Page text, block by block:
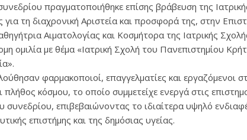
πραγματοποιήθηκε επίσης βράβευση της
τη διαχρονική Αριστεία και προσφορά της, στην
Αιματολογίας και Κοσμήτορα της Ιατρικής
ομιλία με θέμα «Ιατρική Σχολή του Πανεπιστημίου
φαρμακοποιοί, επαγγελματίες και εργαζόμενοι
πλήθος κόσμου, το οποίο συμμετείχε ενεργά στις
συνεδρίου, επιβεβαιώνοντας το ιδιαίτερα υψηλό
επιστήμης και της δημόσιας υγείας.